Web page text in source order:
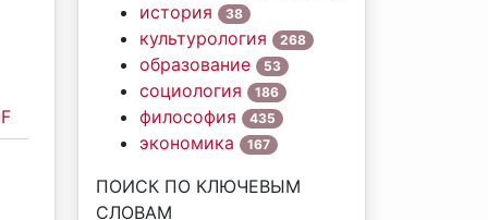
история 38
культурология 268
образование 53
социология 186
философия 435
экономика 167
ПОИСК ПО КЛЮЧЕВЫМ
СЛОВАМ